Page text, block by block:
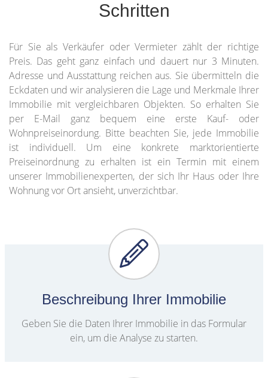
Schritten
Für Sie als Verkäufer oder Vermieter zählt der richtige
Preis. Das geht ganz einfach und dauert nur 3 Minuten.
Adresse und Ausstattung reichen aus. Sie übermitteln die
Eckdaten und wir analysieren die Lage und Merkmale Ihrer
Immobilie mit vergleichbaren Objekten. So erhalten Sie
per E-Mail ganz bequem eine erste Kauf- oder
Wohnpreiseinordung. Bitte beachten Sie, jede Immobilie
ist individuell. Um eine konkrete marktorientierte
Preiseinordnung zu erhalten ist ein Termin mit einem
unserer Immobilienexperten, der sich Ihr Haus oder Ihre
Wohnung vor Ort ansieht, unverzichtbar.
Beschreibung Ihrer Immobilie
Geben Sie die Daten Ihrer Immobilie in das Formular
ein, um die Analyse zu starten.